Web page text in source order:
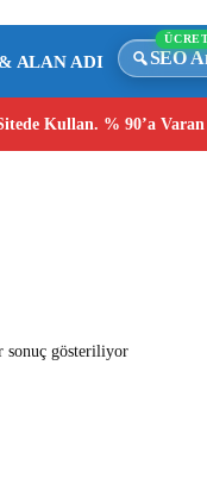
ALAN ADI SEO
Kullan. % 90’a
sonuç gösteriliyor